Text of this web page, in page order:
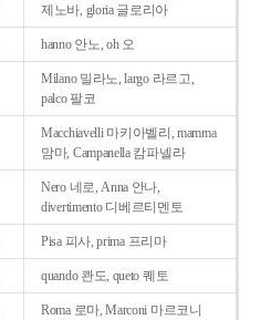
제노바, gloria 글로리아
hanno 안노, oh 오
Milano 밀라노, largo 라르고,
palco 팔코
Macchiavelli 마키아벨리, mamma
맘마, Campanella 캄파넬라
Nero 네로, Anna 안나,
divertimento 디베르티멘토
Pisa 피사, prima 프리마
quando 콴도, queto 퀘토
Roma 로마, Marconi 마르코니